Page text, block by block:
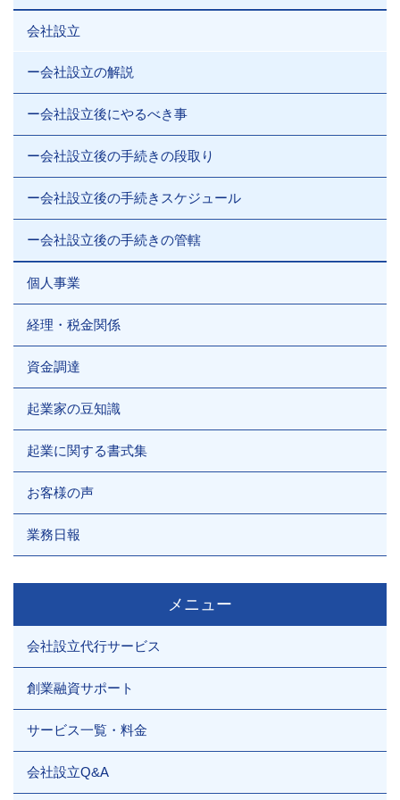
会社設立
ー会社設立の解説
ー会社設立後にやるべき事
ー会社設立後の手続きの段取り
ー会社設立後の手続きスケジュール
ー会社設立後の手続きの管轄
個人事業
経理・税金関係
資金調達
起業家の豆知識
起業に関する書式集
お客様の声
業務日報
メニュー
会社設立代行サービス
創業融資サポート
サービス一覧・料金
会社設立Q&A